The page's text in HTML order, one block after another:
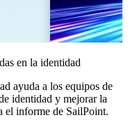
en la identidad
ayuda a los equipos de
identidad y mejorar la
el informe de SailPoint.